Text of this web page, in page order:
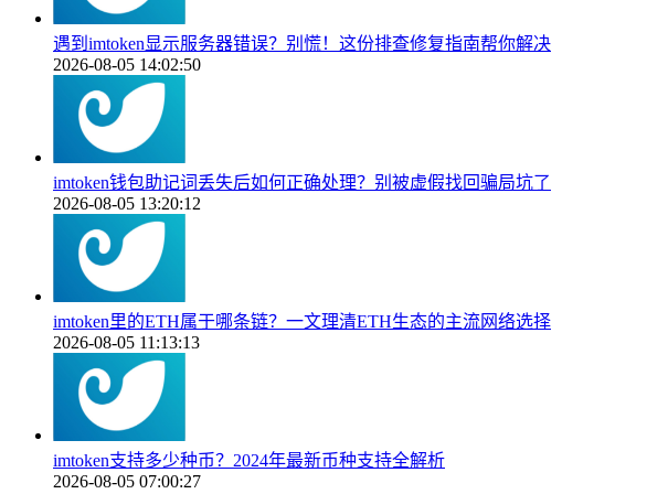
遇到imtoken显示服务器错误？别慌！这份排查修复指南帮你解决
2026-08-05 14:02:50
imtoken钱包助记词丢失后如何正确处理？别被虚假找回骗局坑了
2026-08-05 13:20:12
imtoken里的ETH属于哪条链？一文理清ETH生态的主流网络选择
2026-08-05 11:13:13
imtoken支持多少种币？2024年最新币种支持全解析
2026-08-05 07:00:27